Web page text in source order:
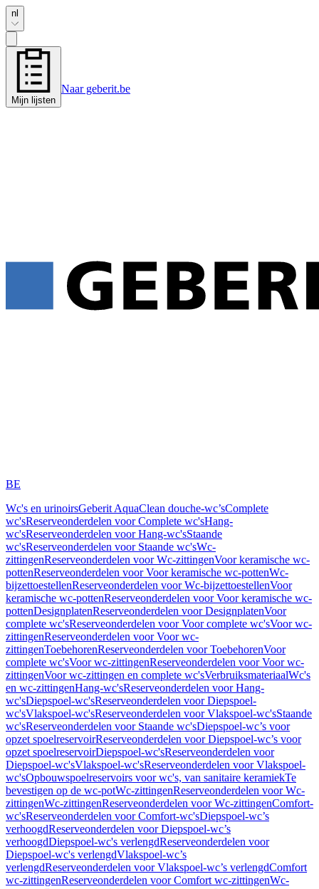
nl
Mijn lijsten
Naar geberit.be
BE
Wc's en urinoirsGeberit AquaClean douche-wc’sComplete
wc'sReserveonderdelen voor Complete wc'sHang-
wc'sReserveonderdelen voor Hang-wc'sStaande
wc'sReserveonderdelen voor Staande wc'sWc-
zittingenReserveonderdelen voor Wc-zittingenVoor keramische wc-
pottenReserveonderdelen voor Voor keramische wc-pottenWc-
bijzettoestellenReserveonderdelen voor Wc-bijzettoestellenVoor
keramische wc-pottenReserveonderdelen voor Voor keramische wc-
pottenDesignplatenReserveonderdelen voor DesignplatenVoor
complete wc'sReserveonderdelen voor Voor complete wc'sVoor wc-
zittingenReserveonderdelen voor Voor wc-
zittingenToebehorenReserveonderdelen voor ToebehorenVoor
complete wc'sVoor wc-zittingenReserveonderdelen voor Voor wc-
zittingenVoor wc-zittingen en complete wc'sVerbruiksmateriaalWc's
en wc-zittingenHang-wc'sReserveonderdelen voor Hang-
wc'sDiepspoel-wc'sReserveonderdelen voor Diepspoel-
wc'sVlakspoel-wc'sReserveonderdelen voor Vlakspoel-wc'sStaande
wc'sReserveonderdelen voor Staande wc'sDiepspoel-wc’s voor
opzet spoelreservoirReserveonderdelen voor Diepspoel-wc’s voor
opzet spoelreservoirDiepspoel-wc'sReserveonderdelen voor
Diepspoel-wc'sVlakspoel-wc'sReserveonderdelen voor Vlakspoel-
wc'sOpbouwspoelreservoirs voor wc's, van sanitaire keramiekTe
bevestigen op de wc-potWc-zittingenReserveonderdelen voor Wc-
zittingenWc-zittingenReserveonderdelen voor Wc-zittingenComfort-
wc'sReserveonderdelen voor Comfort-wc'sDiepspoel-wc’s
verhoogdReserveonderdelen voor Diepspoel-wc’s
verhoogdDiepspoel-wc's verlengdReserveonderdelen voor
Diepspoel-wc's verlengdVlakspoel-wc’s
verlengdReserveonderdelen voor Vlakspoel-wc’s verlengdComfort
wc-zittingenReserveonderdelen voor Comfort wc-zittingenWc-